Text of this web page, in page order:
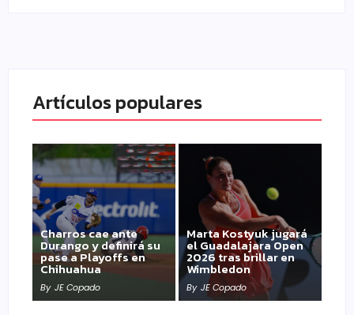
Artículos populares
Charros cae ante
Durango y definirá su
pase a Playoffs en
Chihuahua
By JE Copado
Marta Kostyuk jugará
el Guadalajara Open
2026 tras brillar en
Wimbledon
By JE Copado